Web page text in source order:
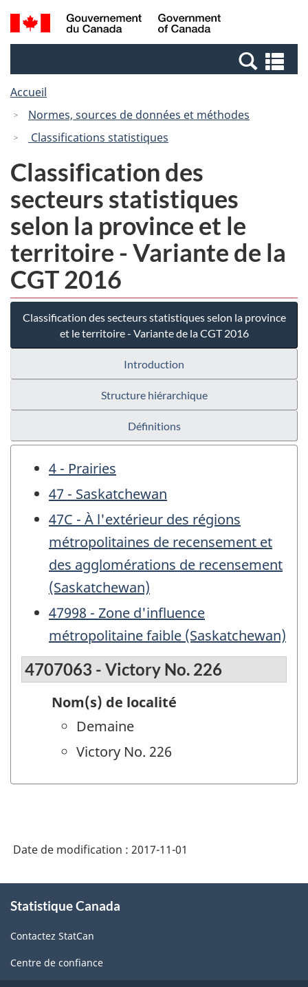
Passer
au
Passer
à
Canada
Recherche
et
et
Accueil
Normes, sources de données et méthodes
Classifications statistiques
Classification des
secteurs statistiques
selon la province et le
territoire - Variante de la
CGT 2016
Classification des secteurs statistiques selon la province
et le territoire - Variante de la CGT 2016
Introduction
Structure hiérarchique
Définitions
4 - Prairies
47 - Saskatchewan
47C - À l'extérieur des régions
métropolitaines de recensement et
des agglomérations de recensement
(Saskatchewan)
47998 - Zone d'influence
métropolitaine faible (Saskatchewan)
4707063 - Victory No. 226
Nom(s) de localité
Demaine
Victory No. 226
Date de modification : 2017-11-01
propos
ce
site
Statistique Canada
Contactez StatCan
Centre de confiance